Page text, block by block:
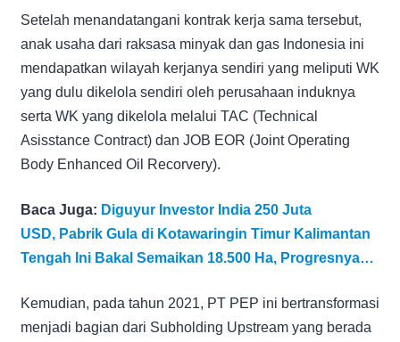
Setelah menandatangani kontrak kerja sama tersebut,
anak usaha dari raksasa minyak dan gas Indonesia ini
mendapatkan wilayah kerjanya sendiri yang meliputi WK
yang dulu dikelola sendiri oleh perusahaan induknya
serta WK yang dikelola melalui TAC (Technical
Asisstance Contract) dan JOB EOR (Joint Operating
Body Enhanced Oil Recorvery).
Baca Juga: Diguyur Investor India 250 Juta
USD, Pabrik Gula di Kotawaringin Timur Kalimantan
Tengah Ini Bakal Semaikan 18.500 Ha, Progresnya…
Kemudian, pada tahun 2021, PT PEP ini bertransformasi
menjadi bagian dari Subholding Upstream yang berada